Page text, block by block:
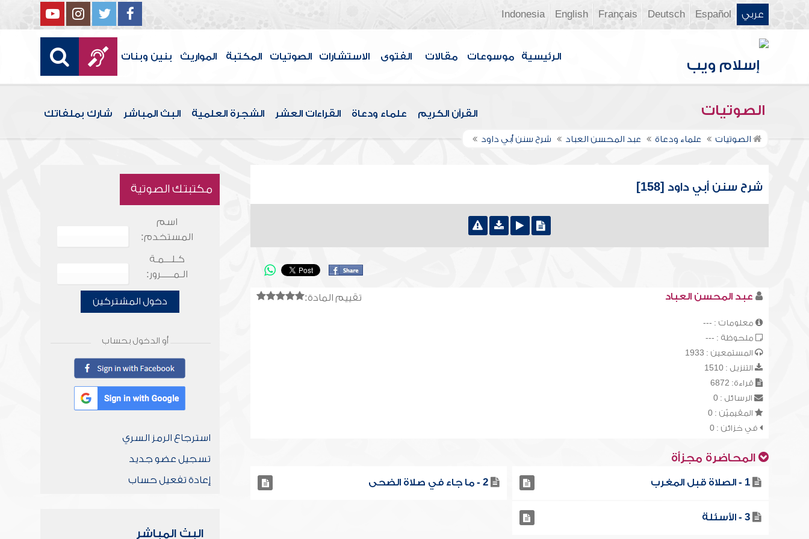
عربي Español
Deutsch
Français
English
Indonesia
الرئيسية موسوعات مقالات الفتوى الاستشارات الصوتيات المكتبة المواريث بنين وبنات
الصوتيات القرآن الكريم علماء ودعاة القراءات العشر الشجرة العلمية البث المباشر شارك بملفاتك
الصوتيات علماء ودعاة عبد المحسن العباد شرح سنن أبي داود
شرح سنن أبي داود [158]
تقييم المادة: عبد المحسن العباد
معلومات : ---
ملحوظة : ---
المستمعين : 1933
التنزيل : 1510
قراءة: 6872
الرسائل : 0
المقيميّن : 0
في خزائن : 0
المحاضرة مجزأة
1 - الصلاة قبل المغرب 2 - ما جاء في صلاة الضحى
3 - الأسئلة
مكتبتك الصوتية
اسم
المستخدم:
كـلـــمـة
الـمـــــرور:
دخول المشتركين
أو الدخول بحساب
استرجاع الرمز السري
تسجيل عضو جديد
إعادة تفعيل حساب
البث المباشر